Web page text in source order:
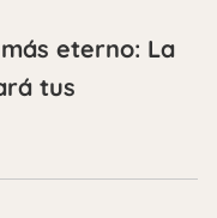
eterno: La
tus